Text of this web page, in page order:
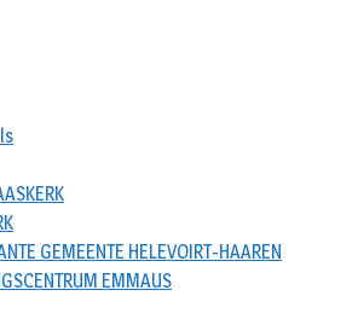
GEMEENTE HELEVOIRT-HAAREN
EMMAUS